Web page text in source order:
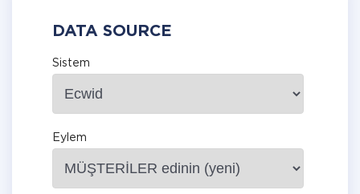
DATA SOURCE
Sistem
Eylem